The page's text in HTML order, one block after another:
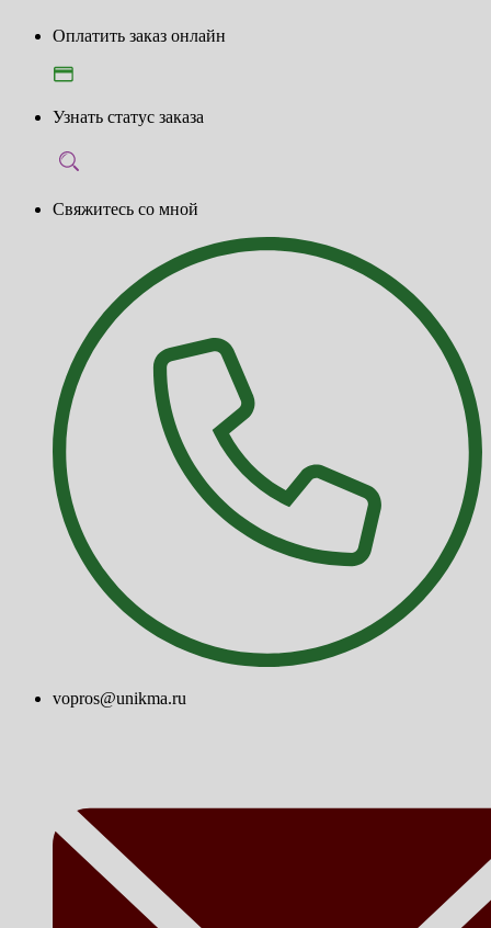
Оплатить заказ онлайн
Узнать статус заказа
Свяжитесь со мной
vopros@unikma.ru